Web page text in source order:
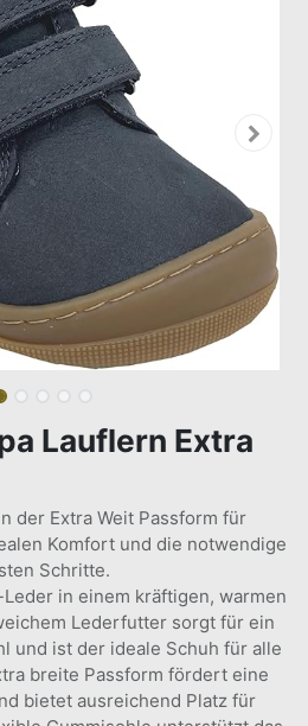
Lauflern Extra
der Extra Weit Passform für
Komfort und die notwendige
Schritte.
in einem kräftigen, warmen
Lederfutter sorgt für ein
und ist der ideale Schuh für alle
breite Passform fördert eine
bietet ausreichend Platz für